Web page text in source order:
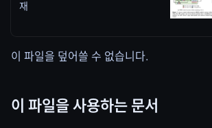
재
이 파일을 덮어쓸 수 없습니다.
이 파일을 사용하는 문서